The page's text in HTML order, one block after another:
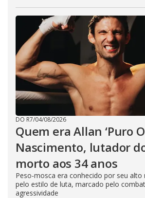
DO R7/04/08/2026
Quem era Allan ‘Puro
Nascimento, lutador
morto aos 34 anos
Peso-mosca era conhecido por seu alto
pelo estilo de luta, marcado pelo
agressividade